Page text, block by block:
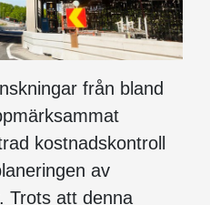
från bland
kostnadskontroll
av
Trots att denna